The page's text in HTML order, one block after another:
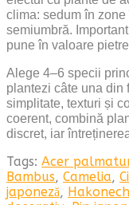
clima: sedum în
semiumbră.
pune în valoare
Alege 4–6 specii
plantezi câte una din
simplitate, texturi și
coerent, combină
discret, iar
Tags: Acer
Bambus, Camelia,
japoneză,